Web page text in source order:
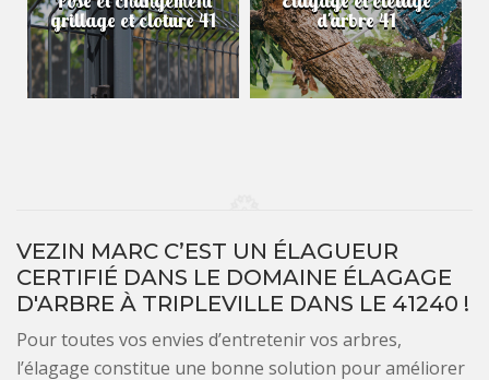
grillage et cloture 41 d'arbre 41
VEZIN MARC C’EST UN ÉLAGUEUR
CERTIFIÉ DANS LE DOMAINE ÉLAGAGE
D'ARBRE À TRIPLEVILLE DANS LE 41240 !
Pour toutes vos envies d’entretenir vos arbres,
l’élagage constitue une bonne solution pour améliorer